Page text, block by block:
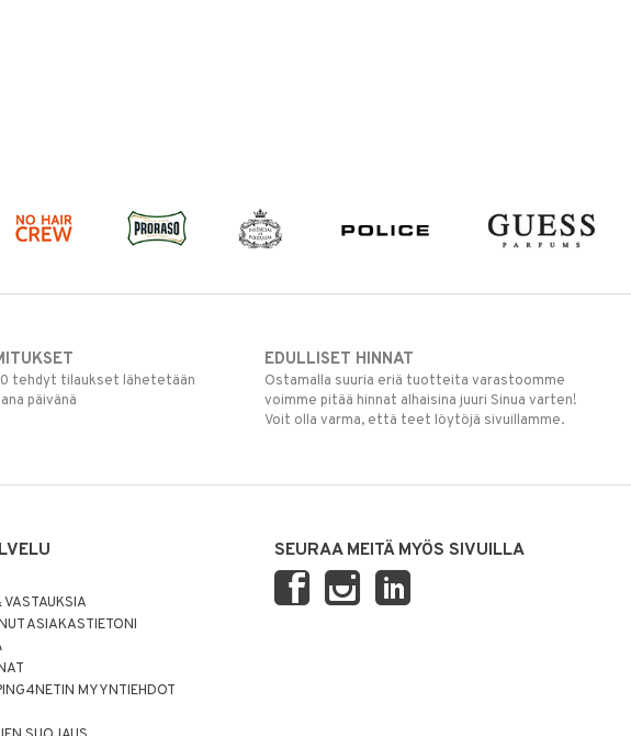
tehdyt tilaukset lähetetään
päivänä
EDULLISET HINNAT
Ostamalla suuria eriä tuotteita varastoomme
voimme pitää hinnat alhaisina juuri Sinua varten!
Voit olla varma, että teet löytöjä sivuillamme.
ASIAKASTIETONI
MYYNTIEHDOT
SEURAA MEITÄ MYÖS SIVUILLA